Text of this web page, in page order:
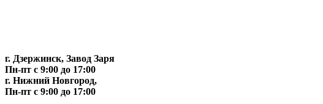
г. Дзержинск, Завод Заря
Пн-пт c 9:00 до 17:00
г. Нижний Новгород,
Пн-пт c 9:00 до 17:00